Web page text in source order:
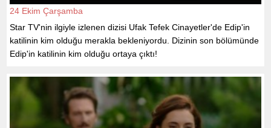
24 Ekim Çarşamba
Star TV'nin ilgiyle izlenen dizisi Ufak Tefek Cinayetler'de Edip'in
katilinin kim olduğu merakla bekleniyordu. Dizinin son bölümünde
Edip'in katilinin kim olduğu ortaya çıktı!